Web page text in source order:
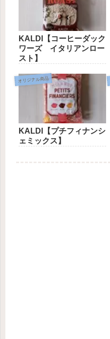
KALDI【コーヒーダック
ワーズ イタリアンロー
スト】
オリジナル商品
KALDI【プチフィナンシ
ェミックス】